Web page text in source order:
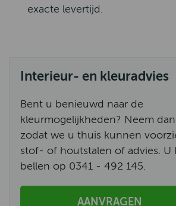
exacte levertijd.
Interieur- en kleuradvies
Bent u benieuwd naar de
kleurmogelijkheden? Neem
zodat we u thuis kunnen
stof- of houtstalen of advies. U
bellen op 0341 - 492 145.
AANVRAGEN